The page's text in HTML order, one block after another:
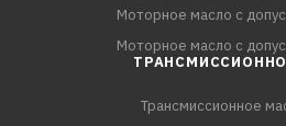
Моторное масло с
Моторное масло с
Трансмиссионное